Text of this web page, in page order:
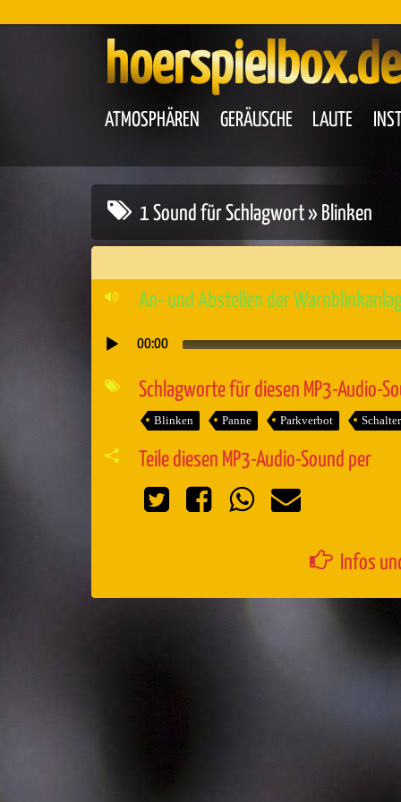
hoerspielbox.de
ATMOSPHÄREN GERÄUSCHE LAUTE
1 Sound für Schlagwort » Blinken
An- und Abstellen der
Audio-
Player
00:00
Schlagworte für diesen MP3-Audio-
Blinken Panne Parkverbot Schalter
Teile diesen MP3-Audio-Sound per
Infos